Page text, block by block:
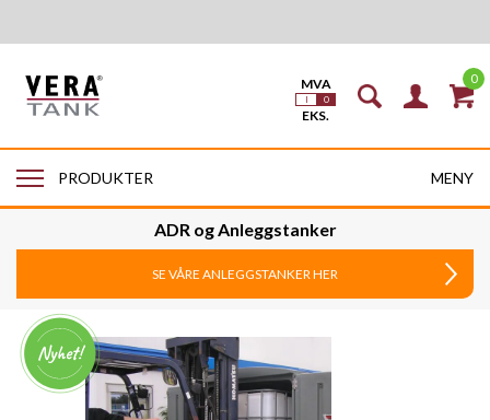
0
PRODUKTER MENY
ADR og Anleggstanker
SE VÅRE ANLEGGSTANKER HER